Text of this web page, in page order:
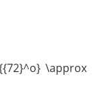
\approx